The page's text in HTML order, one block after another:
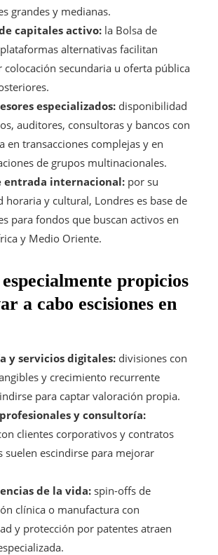
grandes y medianas.
capitales activo: la Bolsa de
alternativas facilitan
colocación secundaria u oferta pública
especializados: disponibilidad
auditores, consultoras y bancos con
en transacciones complejas y en
de grupos multinacionales.
entrada internacional: por su
horaria y cultural, Londres es base de
para fondos que buscan activos en
y Medio Oriente.
propicios
a cabo escisiones en
y servicios digitales: divisiones con
y crecimiento recurrente
para captar valoración propia.
y consultoría:
clientes corporativos y contratos
suelen escindirse para mejorar
de la vida: spin-offs de
clínica o manufactura con
y protección por patentes atraen